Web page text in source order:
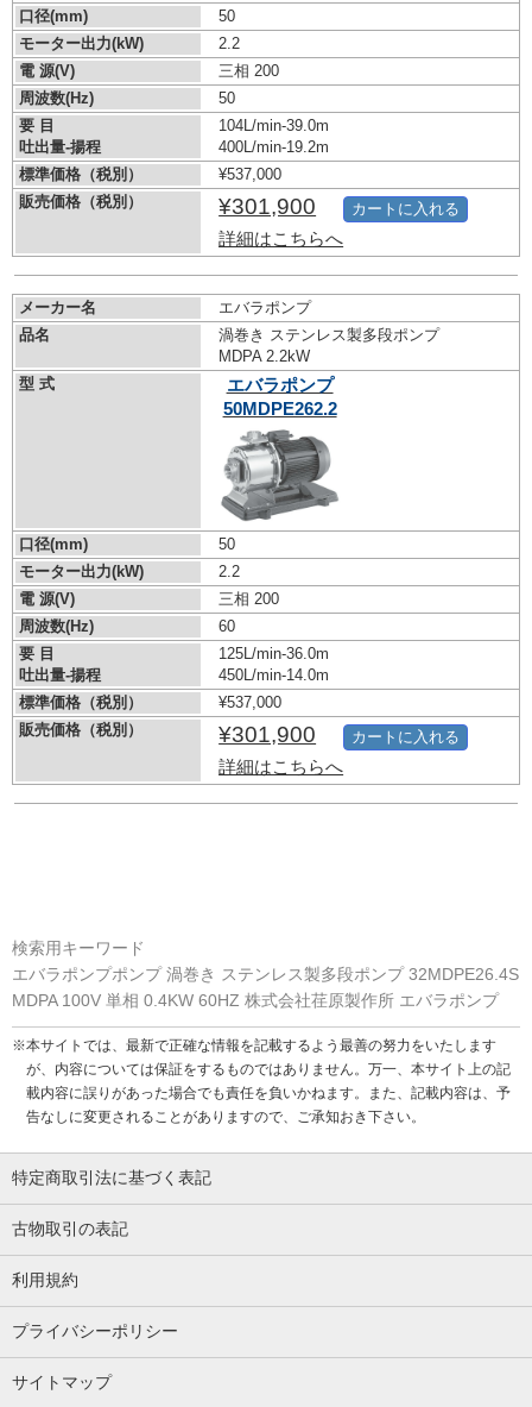
口径(mm)
50
モーター出力(kW)
2.2
電 源(V)
三相 200
周波数(Hz)
50
要 目
吐出量-揚程
104L/min-39.0m
400L/min-19.2m
標準価格（税別）
¥537,000
販売価格（税別）
¥301,900
詳細はこちらへ
カートに入れる
メーカー名
エバラポンプ
品名
渦巻き ステンレス製多段ポンプ
MDPA 2.2kW
型 式
エバラポンプ
50MDPE262.2
口径(mm)
50
モーター出力(kW)
2.2
電 源(V)
三相 200
周波数(Hz)
60
要 目
吐出量-揚程
125L/min-36.0m
450L/min-14.0m
標準価格（税別）
¥537,000
販売価格（税別）
¥301,900
詳細はこちらへ
カートに入れる
検索用キーワード
エバラポンプポンプ 渦巻き ステンレス製多段ポンプ 32MDPE26.4S
MDPA 100V 単相 0.4KW 60HZ 株式会社荏原製作所 エバラポンプ
※本サイトでは、最新で正確な情報を記載するよう最善の努力をいたします
が、内容については保証をするものではありません。万一、本サイト上の記
載内容に誤りがあった場合でも責任を負いかねます。また、記載内容は、予
告なしに変更されることがありますので、ご承知おき下さい。
特定商取引法に基づく表記
古物取引の表記
利用規約
プライバシーポリシー
サイトマップ